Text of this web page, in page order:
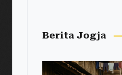
Berita Jogja